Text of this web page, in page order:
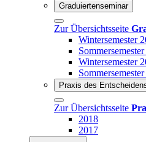
Graduiertenseminar
Zur Übersichtsseite
Wintersemester
Wintersemester
Praxis des
Zur Übersichtsseite
2018
2017